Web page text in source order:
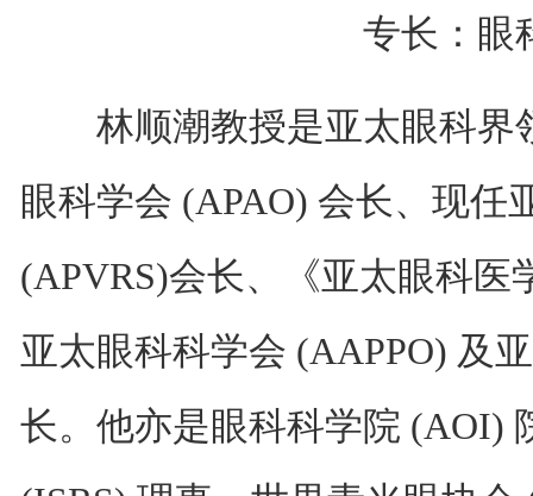
专长：眼
林顺潮教授是亚太眼科界
眼科学会 (APAO) 会长、现任
(APVRS)会长、《亚太眼科医
亚太眼科科学会 (AAPPO) 及
长。他亦是眼科科学院 (AOI)